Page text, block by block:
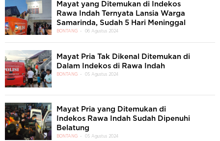
Mayat yang Ditemukan di Indekos
Rawa Indah Ternyata Lansia Warga
Samarinda, Sudah 5 Hari Meninggal
BONTANG 06 Agustus 2024
Mayat Pria Tak Dikenal Ditemukan di
Dalam Indekos di Rawa Indah
BONTANG 05 Agustus 2024
Mayat Pria yang Ditemukan di
Indekos Rawa Indah Sudah Dipenuhi
Belatung
BONTANG 05 Agustus 2024